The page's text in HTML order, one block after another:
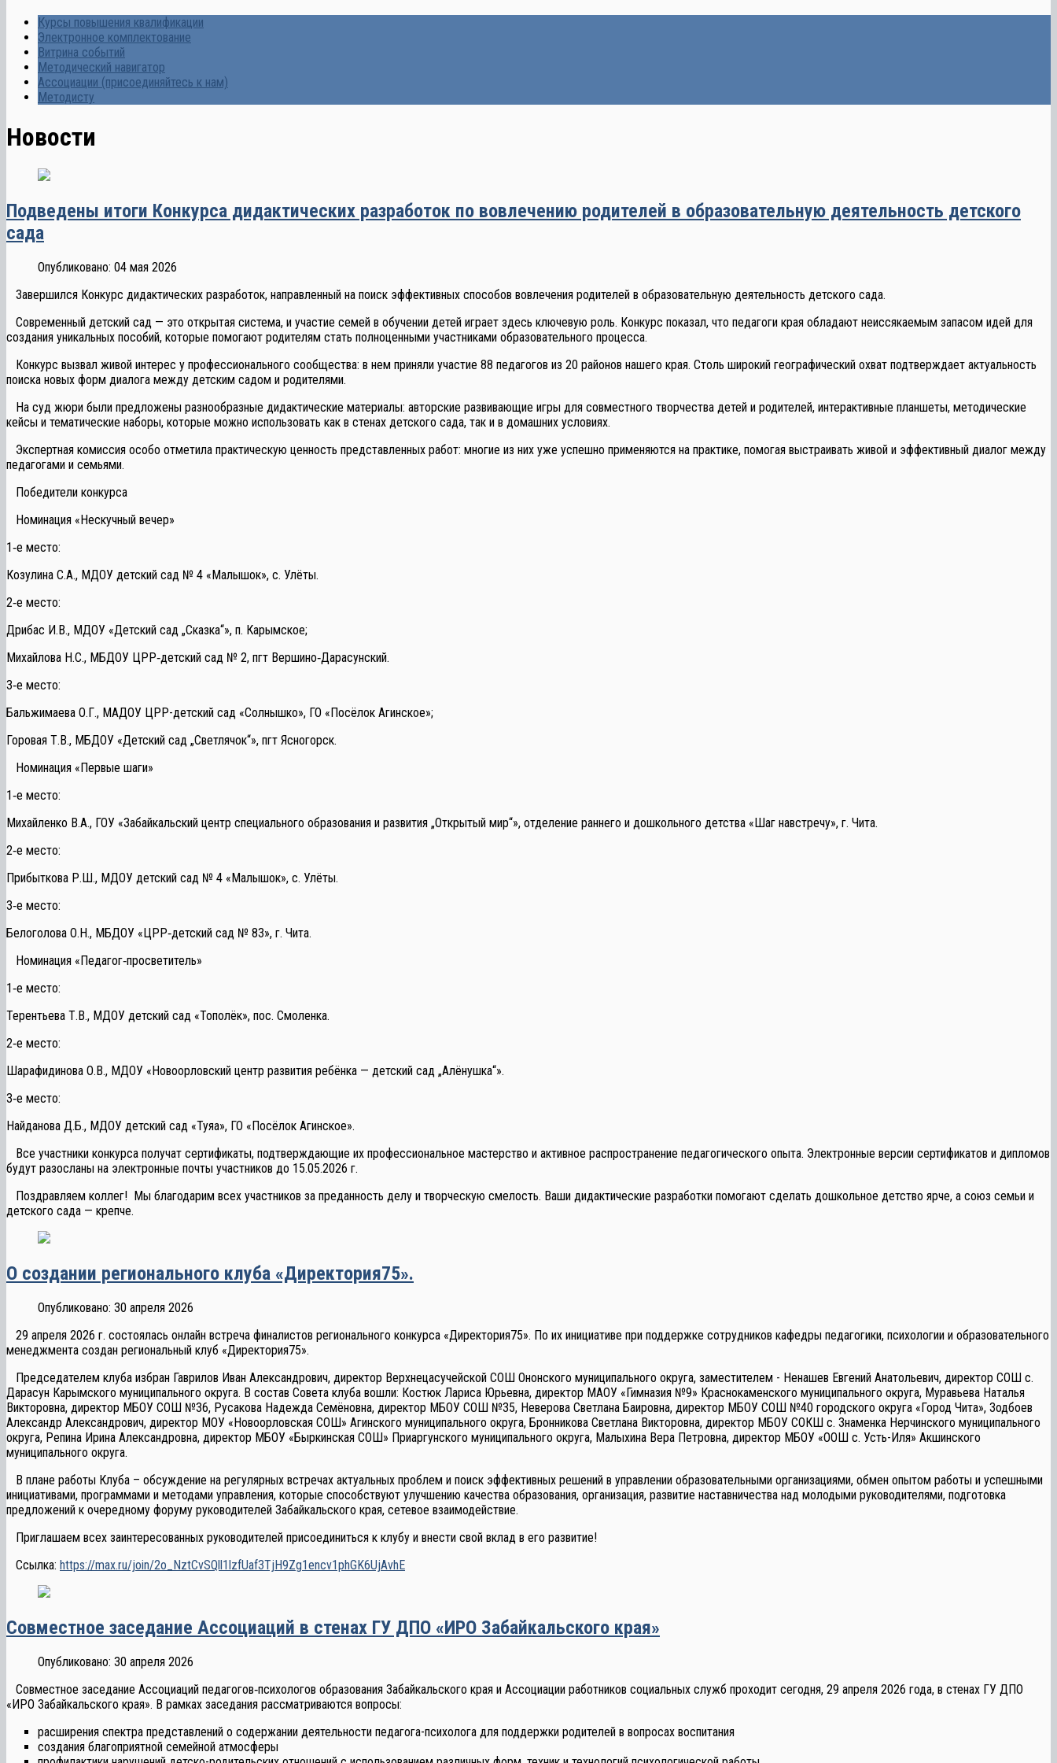
Курсы повышения квалификации
Электронное комплектование
Витрина событий
Методический навигатор
Ассоциации (присоединяйтесь к нам)
Методисту
Новости
Подведены итоги Конкурса дидактических разработок по вовлечению родителей в образовательную деятельность детского
сада
Опубликовано: 04 мая 2026
Завершился Конкурс дидактических разработок, направленный на поиск эффективных способов вовлечения родителей в образовательную деятельность детского сада.
Современный детский сад — это открытая система, и участие семей в обучении детей играет здесь ключевую роль. Конкурс показал, что педагоги края обладают неиссякаемым запасом идей для
создания уникальных пособий, которые помогают родителям стать полноценными участниками образовательного процесса.
Конкурс вызвал живой интерес у профессионального сообщества: в нем приняли участие 88 педагогов из 20 районов нашего края. Столь широкий географический охват подтверждает актуальность
поиска новых форм диалога между детским садом и родителями.
На суд жюри были предложены разнообразные дидактические материалы: авторские развивающие игры для совместного творчества детей и родителей, интерактивные планшеты, методические
кейсы и тематические наборы, которые можно использовать как в стенах детского сада, так и в домашних условиях.
Экспертная комиссия особо отметила практическую ценность представленных работ: многие из них уже успешно применяются на практике, помогая выстраивать живой и эффективный диалог между
педагогами и семьями.
Победители конкурса
Номинация «Нескучный вечер»
1‑е место:
Козулина С.А., МДОУ детский сад № 4 «Малышок», с. Улёты.
2‑е место:
Дрибас И.В., МДОУ «Детский сад „Сказка“», п. Карымское;
Михайлова Н.С., МБДОУ ЦРР‑детский сад № 2, пгт Вершино‑Дарасунский.
3‑е место:
Бальжимаева О.Г., МАДОУ ЦРР-детский сад «Солнышко», ГО «Посёлок Агинское»;
Горовая Т.В., МБДОУ «Детский сад „Светлячок“», пгт Ясногорск.
Номинация «Первые шаги»
1‑е место:
Михайленко В.А., ГОУ «Забайкальский центр специального образования и развития „Открытый мир“», отделение раннего и дошкольного детства «Шаг навстречу», г. Чита.
2‑е место:
Прибыткова Р.Ш., МДОУ детский сад № 4 «Малышок», с. Улёты.
3‑е место:
Белоголова О.Н., МБДОУ «ЦРР‑детский сад № 83», г. Чита.
Номинация «Педагог‑просветитель»
1‑е место:
Терентьева Т.В., МДОУ детский сад «Тополёк», пос. Смоленка.
2‑е место:
Шарафидинова О.В., МДОУ «Новоорловский центр развития ребёнка — детский сад „Алёнушка“».
3‑е место:
Найданова Д.Б., МДОУ детский сад «Туяа», ГО «Посёлок Агинское».
Все участники конкурса получат сертификаты, подтверждающие их профессиональное мастерство и активное распространение педагогического опыта. Электронные версии сертификатов и дипломов
будут разосланы на электронные почты участников до 15.05.2026 г.
Поздравляем коллег! Мы благодарим всех участников за преданность делу и творческую смелость. Ваши дидактические разработки помогают сделать дошкольное детство ярче, а союз семьи и
детского сада — крепче.
О создании регионального клуба «Директория75».
Опубликовано: 30 апреля 2026
29 апреля 2026 г. состоялась онлайн встреча финалистов регионального конкурса «Директория75». По их инициативе при поддержке сотрудников кафедры педагогики, психологии и образовательного
менеджмента создан региональный клуб «Директория75».
Председателем клуба избран Гаврилов Иван Александрович, директор Верхнецасучейской СОШ Ононского муниципального округа, заместителем - Ненашев Евгений Анатольевич, директор СОШ с.
Дарасун Карымского муниципального округа. В состав Совета клуба вошли: Костюк Лариса Юрьевна, директор МАОУ «Гимназия №9» Краснокаменского муниципального округа, Муравьева Наталья
Викторовна, директор МБОУ СОШ №36, Русакова Надежда Семёновна, директор МБОУ СОШ №35, Неверова Светлана Баировна, директор МБОУ СОШ №40 городского округа «Город Чита», Зодбоев
Александр Александрович, директор МОУ «Новоорловская СОШ» Агинского муниципального округа, Бронникова Светлана Викторовна, директор МБОУ СОКШ с. Знаменка Нерчинского муниципального
округа, Репина Ирина Александровна, директор МБОУ «Быркинская СОШ» Приаргунского муниципального округа, Малыхина Вера Петровна, директор МБОУ «ООШ с. Усть-Иля» Акшинского
муниципального округа.
В плане работы Клуба – обсуждение на регулярных встречах актуальных проблем и поиск эффективных решений в управлении образовательными организациями, обмен опытом работы и успешными
инициативами, программами и методами управления, которые способствуют улучшению качества образования, организация, развитие наставничества над молодыми руководителями, подготовка
предложений к очередному форуму руководителей Забайкальского края, сетевое взаимодействие.
Приглашаем всех заинтересованных руководителей присоединиться к клубу и внести свой вклад в его развитие!
Ссылка: https://max.ru/join/2o_NztCvSQll1lzfUaf3TjH9Zg1encv1phGK6UjAvhE
Совместное заседание Ассоциаций в стенах ГУ ДПО «ИРО Забайкальского края»
Опубликовано: 30 апреля 2026
Совместное заседание Ассоциаций педагогов‑психологов образования Забайкальского края и Ассоциации работников социальных служб проходит сегодня, 29 апреля 2026 года, в стенах ГУ ДПО
«ИРО Забайкальского края». В рамках заседания рассматриваются вопросы:
расширения спектра представлений о содержании деятельности педагога-психолога для поддержки родителей в вопросах воспитания
создания благоприятной семейной атмосферы